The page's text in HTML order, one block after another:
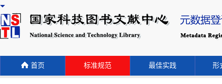
首页 标准规范 最佳实践 形